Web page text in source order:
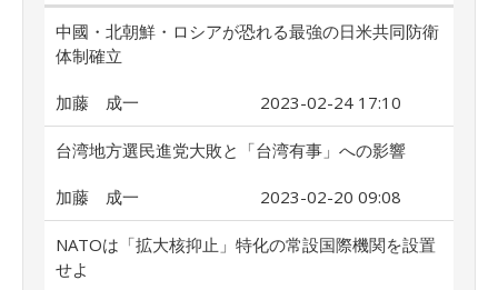
中國・北朝鮮・ロシアが恐れる最強の日米共同防衛
体制確立
加藤 成一 2023-02-24 17:10
台湾地方選民進党大敗と「台湾有事」への影響
加藤 成一 2023-02-20 09:08
NATOは「拡大核抑止」特化の常設国際機関を設置
せよ